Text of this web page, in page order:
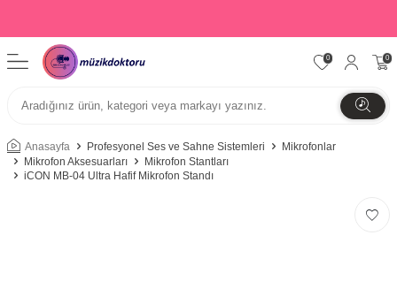
0 0
Anasayfa Profesyonel Ses ve Sahne Sistemleri
Mikrofonlar
Mikrofon Aksesuarları
Mikrofon Stantları
iCON MB-04 Ultra Hafif Mikrofon Standı